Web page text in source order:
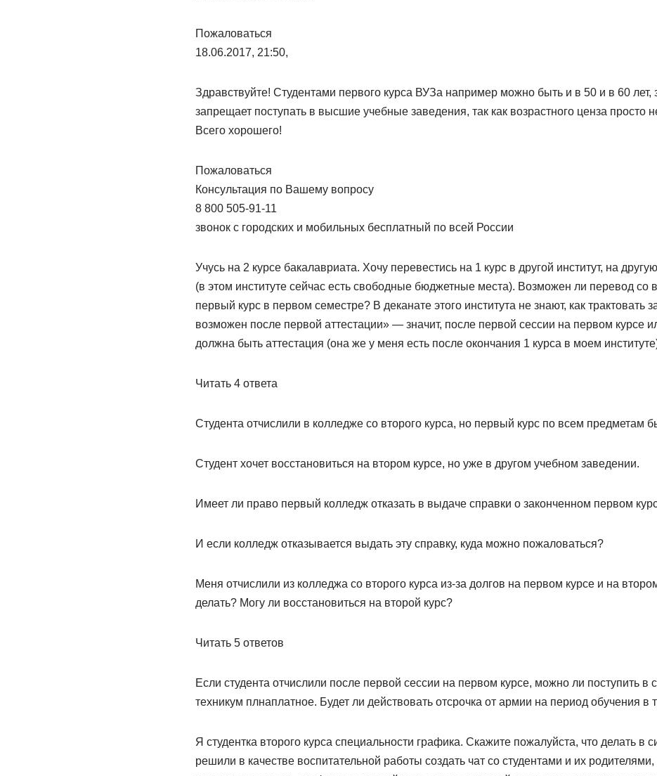
Пожаловаться
18.06.2017, 21:50,
Здравствуйте! Студентами первого курса ВУЗа например можно быть и в 50 и в 60 лет,
запрещает поступать в высшие учебные заведения, так как возрастного ценза просто
Всего хорошего!
Пожаловаться
Консультация по Вашему вопросу
8 800 505-91-11
звонок с городских и мобильных бесплатный по всей России
Учусь на 2 курсе бакалавриата. Хочу перевестись на 1 курс в другой институт, на
(в этом институте сейчас есть свободные бюджетные места). Возможен ли перевод со
первый курс в первом семестре? В деканате этого института не знают, как трактовать
возможен после первой аттестации» — значит, после первой сессии на первом курсе
должна быть аттестация (она же у меня есть после окончания 1 курса в моем
Читать 4 ответa
Студента отчислили в колледже со второго курса, но первый курс по всем предметам
Студент хочет восстановиться на втором курсе, но уже в другом учебном заведении.
Имеет ли право первый колледж отказать в выдаче справки о законченном первом
И если колледж отказывается выдать эту справку, куда можно пожаловаться?
Меня отчислили из колледжа со второго курса из-за долгов на первом курсе и на
делать? Могу ли восстановиться на второй курс?
Читать 5 ответов
Если студента отчислили после первой сессии на первом курсе, можно ли поступить в
техникум плнаплатное. Будет ли действовать отсрочка от армии на период обучения в
Я студентка второго курса специальности графика. Скажите пожалуйста, что делать в
решили в качестве воспитательной работы создать чат со студентами и их